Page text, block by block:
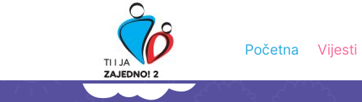
Početna Vijesti